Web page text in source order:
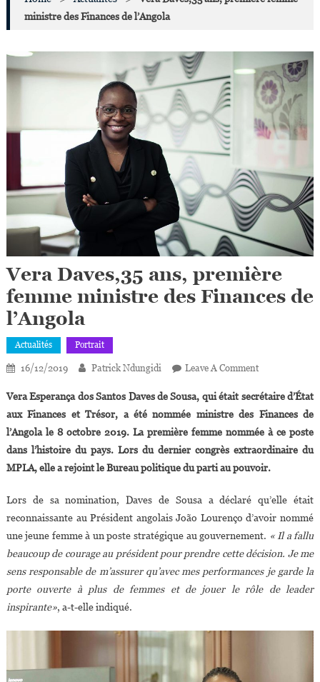
ministre des Finances de l’Angola
Vera Daves,35 ans, première
femme ministre des Finances de
l’Angola
Actualités Portrait
16/12/2019 Patrick Ndungidi Leave A CommentOn
Daves,35
Ans,
Première
Femme
Ministre
Finances
De
L’Angola
Vera Esperança dos Santos Daves de Sousa, qui était secrétaire d’État
aux Finances et Trésor, a été nommée ministre des Finances de
l’Angola le 8 octobre 2019. La première femme nommée à ce poste
dans l’histoire du pays. Lors du dernier congrès extraordinaire du
MPLA, elle a rejoint le Bureau politique du parti au pouvoir.
Lors de sa nomination, Daves de Sousa a déclaré qu’elle était
reconnaissante au Président angolais João Lourenço d’avoir nommé
une jeune femme à un poste stratégique au gouvernement. « Il a fallu
beaucoup de courage au président pour prendre cette décision. Je me
sens responsable de m’assurer qu’avec mes performances je garde la
porte ouverte à plus de femmes et de jouer le rôle de leader
inspirante», a-t-elle indiqué.